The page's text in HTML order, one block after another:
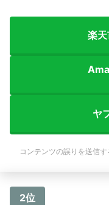
楽
ヤ
コンテンツの誤りを送信す
2位